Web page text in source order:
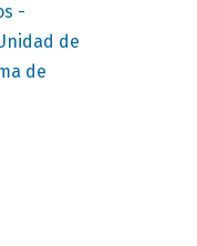
-
de
de